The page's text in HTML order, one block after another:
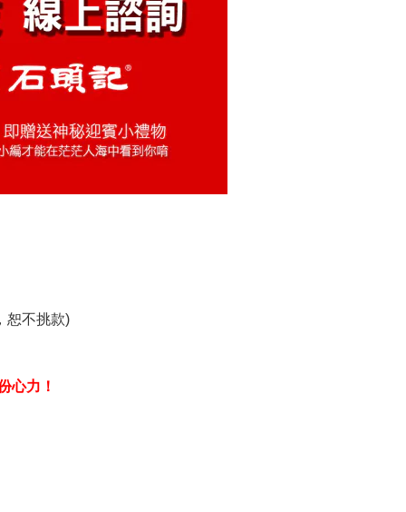
恕不挑款)
心力！